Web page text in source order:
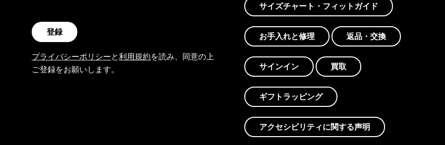
登録
プライバシーポリシーと利用規約を読み、同意の上
ご登録をお願いします。
サイズチャート・フィットガイド
お手入れと修理 返品・交換
サインイン 買取
ギフトラッピング
アクセシビリティに関する声明